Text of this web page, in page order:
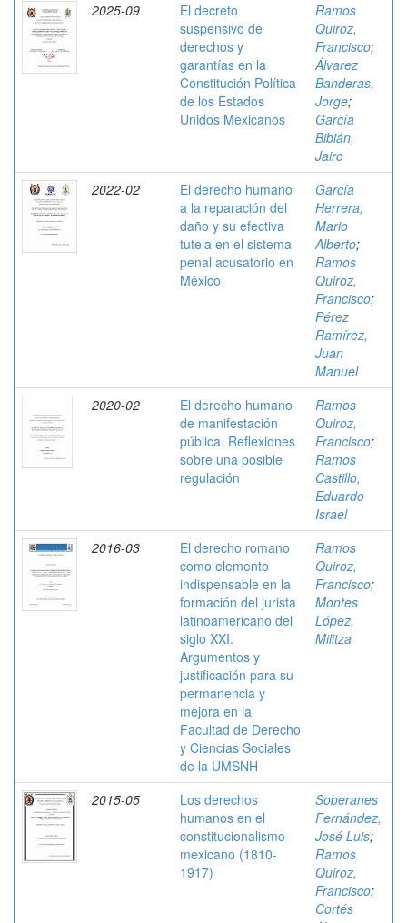
2025-09
El decreto
suspensivo de
derechos y
garantías en la
Constitución Política
de los Estados
Unidos Mexicanos
Ramos
Quiroz,
Francisco;
Álvarez
Banderas,
Jorge;
García
Bibián,
Jairo
2022-02
El derecho humano
a la reparación del
daño y su efectiva
tutela en el sistema
penal acusatorio en
México
García
Herrera,
Mario
Alberto;
Ramos
Quiroz,
Francisco;
Pérez
Ramírez,
Juan
Manuel
2020-02
El derecho humano
de manifestación
pública. Reflexiones
sobre una posible
regulación
Ramos
Quiroz,
Francisco;
Ramos
Castillo,
Eduardo
Israel
2016-03
El derecho romano
como elemento
indispensable en la
formación del jurista
latinoamericano del
siglo XXI.
Argumentos y
justificación para su
permanencia y
mejora en la
Facultad de Derecho
y Ciencias Sociales
de la UMSNH
Ramos
Quiroz,
Francisco;
Montes
López,
Militza
2015-05
Los derechos
humanos en el
constitucionalismo
mexicano (1810-
1917)
Soberanes
Fernández,
José Luis;
Ramos
Quiroz,
Francisco;
Cortés